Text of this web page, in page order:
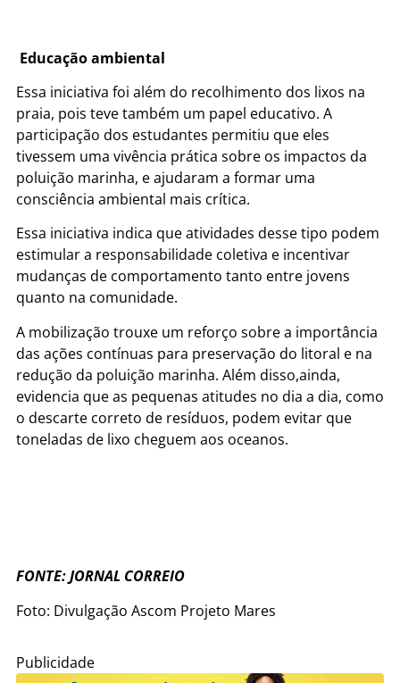
Educação ambiental
Essa iniciativa foi além do recolhimento dos lixos na
praia, pois teve também um papel educativo. A
participação dos estudantes permitiu que eles
tivessem uma vivência prática sobre os impactos da
poluição marinha, e ajudaram a formar uma
consciência ambiental mais crítica.
Essa iniciativa indica que atividades desse tipo podem
estimular a responsabilidade coletiva e incentivar
mudanças de comportamento tanto entre jovens
quanto na comunidade.
A mobilização trouxe um reforço sobre a importância
das ações contínuas para preservação do litoral e na
redução da poluição marinha. Além disso,ainda,
evidencia que as pequenas atitudes no dia a dia, como
o descarte correto de resíduos, podem evitar que
toneladas de lixo cheguem aos oceanos.
FONTE: JORNAL CORREIO
Foto: Divulgação Ascom Projeto Mares
Publicidade